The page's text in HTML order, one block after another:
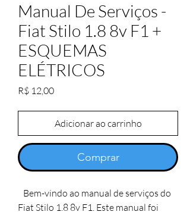
Manual De Serviços -
Fiat Stilo 1.8 8v F1 +
ESQUEMAS
ELÉTRICOS
R$ 12,00Preço
Adicionar ao carrinho
Comprar
Bem-vindo ao manual de serviços do
Fiat Stilo 1.8 8v F1. Este manual foi